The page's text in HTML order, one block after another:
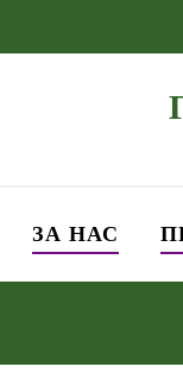
ЗА НАС